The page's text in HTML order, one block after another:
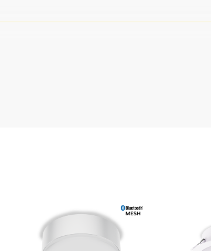
System